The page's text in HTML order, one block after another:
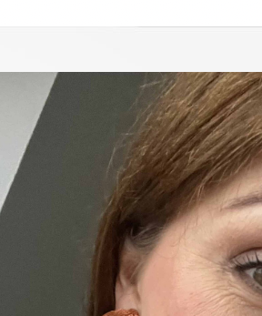
-25 % a webshopban!
Kupon: summer25
Shop